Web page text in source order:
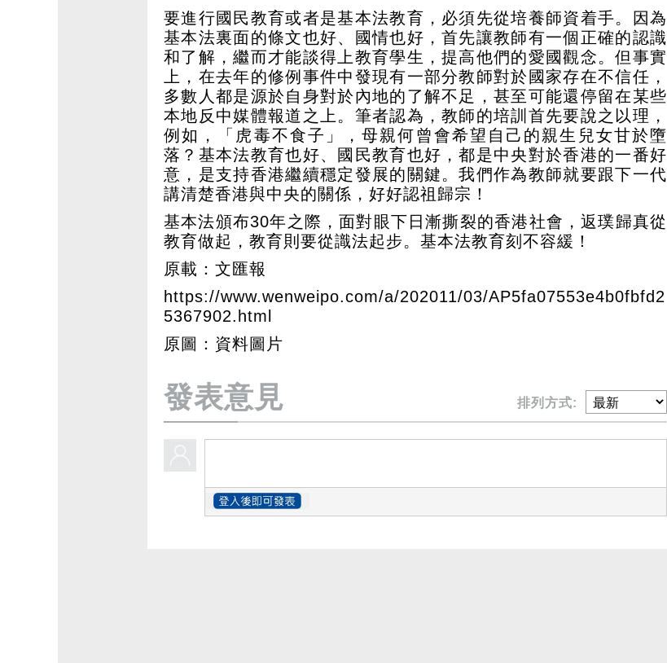
要進行國民教育或者是基本法教育，必須先從培養師資着手。因為
基本法裏面的條文也好、國情也好，首先讓教師有一個正確的認識
和了解，繼而才能談得上教育學生，提高他們的愛國觀念。但事實
上，在去年的修例事件中發現有一部分教師對於國家存在不信任，
多數人都是源於自身對於內地的了解不足，甚至可能還停留在某些
本地反中媒體報道之上。筆者認為，教師的培訓首先要說之以理，
例如，「虎毒不食子」，母親何曾會希望自己的親生兒女甘於墮
落？基本法教育也好、國民教育也好，都是中央對於香港的一番好
意，是支持香港繼續穩定發展的關鍵。我們作為教師就要跟下一代
講清楚香港與中央的關係，好好認祖歸宗！
基本法頒布30年之際，面對眼下日漸撕裂的香港社會，返璞歸真從
教育做起，教育則要從識法起步。基本法教育刻不容緩！
原載：文匯報
https://www.wenweipo.com/a/202011/03/AP5fa07553e4b0fbfd2
5367902.html
原圖：資料圖片
發表意見 排列方式: